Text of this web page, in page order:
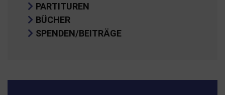
PARTITUREN
BÜCHER
SPENDEN/BEITRÄGE